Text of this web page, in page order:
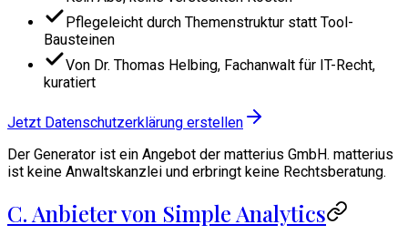
Pflegeleicht durch Themenstruktur statt Tool-
Bausteinen
Von Dr. Thomas Helbing, Fachanwalt für IT-Recht,
kuratiert
Jetzt Datenschutzerklärung erstellen
Der Generator ist ein Angebot der matterius GmbH. matterius
ist keine Anwaltskanzlei und erbringt keine Rechtsberatung.
C. Anbieter von Simple Analytics